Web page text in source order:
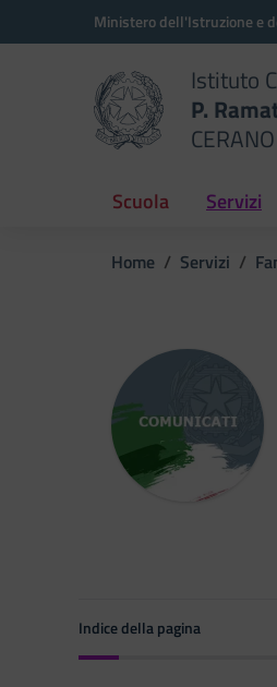
Vai ai contenuti
Vai al menu di navigazione
Ministero dell'Istruzione e
Istituto
P.
Scuola Servizi
Home Servizi
Indice della pagina